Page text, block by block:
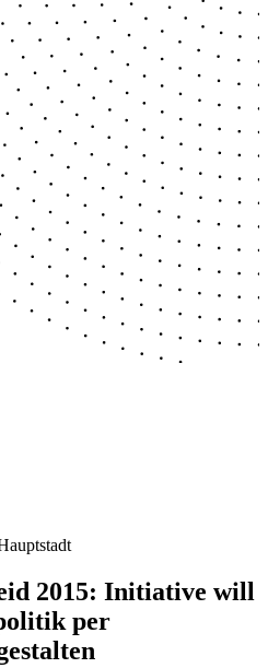
2015: Initiative will
per